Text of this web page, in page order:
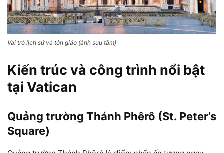
Vai trò lịch sử và tôn giáo (ảnh sưu tầm)
Kiến trúc và công trình nổi bật
tại Vatican
Quảng trường Thánh Phêrô (St. Peter’s
Square)